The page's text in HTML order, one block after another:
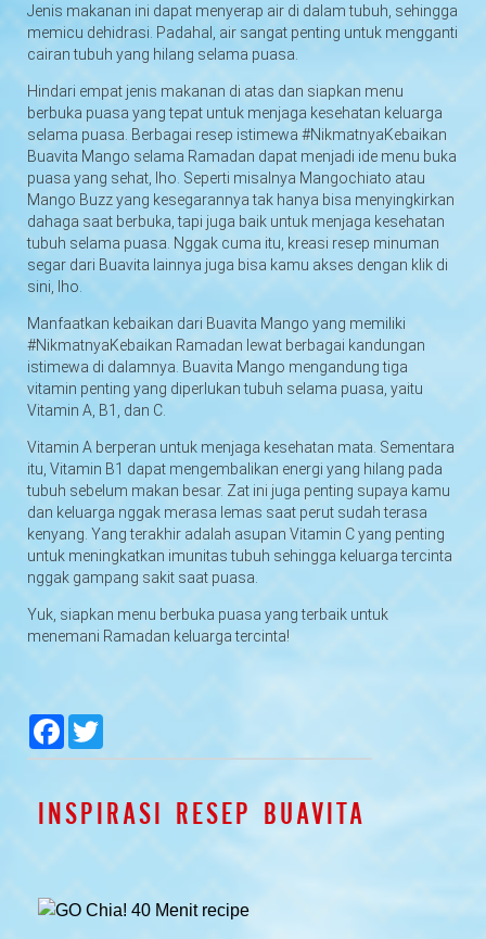
Jenis makanan ini dapat menyerap air di dalam tubuh, sehingga
memicu dehidrasi. Padahal, air sangat penting untuk mengganti
cairan tubuh yang hilang selama puasa.
Hindari empat jenis makanan di atas dan siapkan menu
berbuka puasa yang tepat untuk menjaga kesehatan keluarga
selama puasa. Berbagai resep istimewa #NikmatnyaKebaikan
Buavita Mango selama Ramadan dapat menjadi ide menu buka
puasa yang sehat, lho. Seperti misalnya Mangochiato atau
Mango Buzzyang kesegarannya tak hanya bisa menyingkirkan
dahaga saat berbuka, tapi juga baik untuk menjaga kesehatan
tubuh selama puasa. Nggak cuma itu, kreasi resep minuman
segar dari Buavita lainnya juga bisa kamu akses dengan klik di
sini , lho.
Manfaatkan kebaikan dari Buavita Mango yang memiliki
#NikmatnyaKebaikan Ramadan lewat berbagai kandungan
istimewa di dalamnya. Buavita Mango mengandung tiga
vitamin penting yang diperlukan tubuh selama puasa, yaitu
Vitamin A, B1, dan C.
Vitamin A berperan untuk menjaga kesehatan mata. Sementara
itu, Vitamin B1 dapat mengembalikan energi yang hilang pada
tubuh sebelum makan besar. Zat ini juga penting supaya kamu
dan keluarga nggak merasa lemas saat perut sudah terasa
kenyang. Yang terakhir adalah asupan Vitamin C yang penting
untuk meningkatkan imunitas tubuh sehingga keluarga tercinta
nggak gampang sakit saat puasa.
Yuk, siapkan menu berbuka puasa yang terbaik untuk
menemani Ramadan keluarga tercinta!
null
Facebook
null null
null
INSPIRASI RESEP BUAVITA